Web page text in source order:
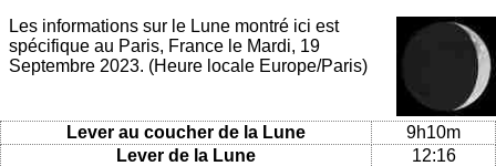
Les informations sur le Lune montré ici est
spécifique au Paris, France le Mardi, 19
Septembre 2023. (Heure locale Europe/Paris)
Lever au coucher de la Lune
9h10m
Lever de la Lune
12:16